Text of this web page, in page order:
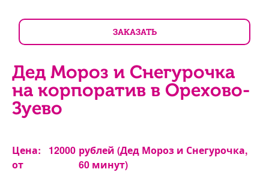
ЗАКАЗАТЬ
Дед Мороз и Снегурочка
на корпоратив в Орехово-
Зуево
Цена:
от
12000 рублей (Дед Мороз и Снегурочка,
60 минут)